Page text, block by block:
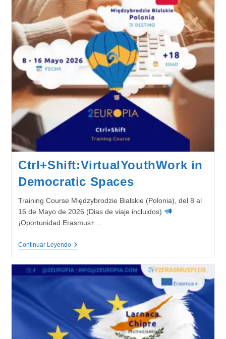
Ctrl+Shift:VirtualYouthWork in
Democratic Spaces
Training Course Międzybrodzie Bialskie (Polonia), del 8 al
16 de Mayo de 2026 (Dias de viaje incluidos)
¡Oportunidad Erasmus+…
Continuar LeyendoCtrl+Shift:VirtualYouthWork
Spaces